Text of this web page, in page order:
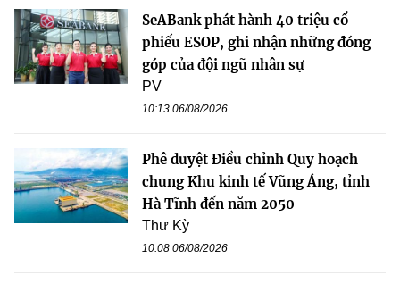
SeABank phát hành 40 triệu cổ
phiếu ESOP, ghi nhận những đóng
góp của đội ngũ nhân sự
PV
10:13 06/08/2026
Phê duyệt Điều chỉnh Quy hoạch
chung Khu kinh tế Vũng Áng, tỉnh
Hà Tĩnh đến năm 2050
Thư Kỳ
10:08 06/08/2026